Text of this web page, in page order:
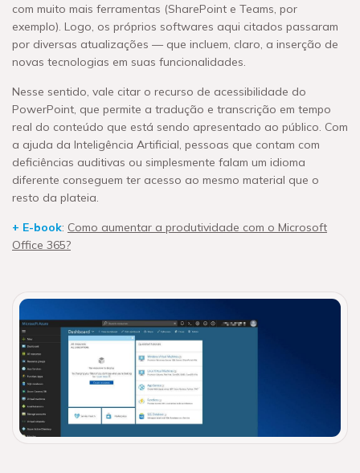
com muito mais ferramentas (SharePoint e Teams, por
exemplo). Logo, os próprios softwares aqui citados passaram
por diversas atualizações — que incluem, claro, a inserção de
novas tecnologias em suas funcionalidades.
Nesse sentido, vale citar o recurso de acessibilidade do
PowerPoint, que permite a tradução e transcrição em tempo
real do conteúdo que está sendo apresentado ao público. Com
a ajuda da Inteligência Artificial, pessoas que contam com
deficiências auditivas ou simplesmente falam um idioma
diferente conseguem ter acesso ao mesmo material que o
resto da plateia.
+ E-book: Como aumentar a produtividade com o Microsoft
Office 365?